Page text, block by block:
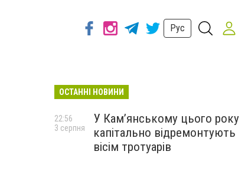
Рус
ОСТАННІ НОВИНИ
У Кам’янському цього року
капітально відремонтують
вісім тротуарів
22:56
3 серпня